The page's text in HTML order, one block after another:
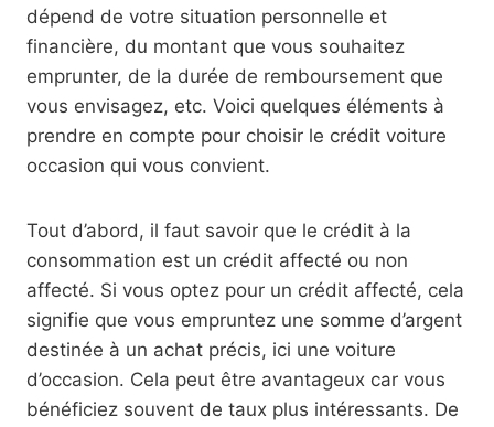
dépend de votre situation personnelle et
financière, du montant que vous souhaitez
emprunter, de la durée de remboursement que
vous envisagez, etc. Voici quelques éléments à
prendre en compte pour choisir le crédit voiture
occasion qui vous convient.
Tout d’abord, il faut savoir que le crédit à la
consommation est un crédit affecté ou non
affecté. Si vous optez pour un crédit affecté, cela
signifie que vous empruntez une somme d’argent
destinée à un achat précis, ici une voiture
d’occasion. Cela peut être avantageux car vous
bénéficiez souvent de taux plus intéressants. De